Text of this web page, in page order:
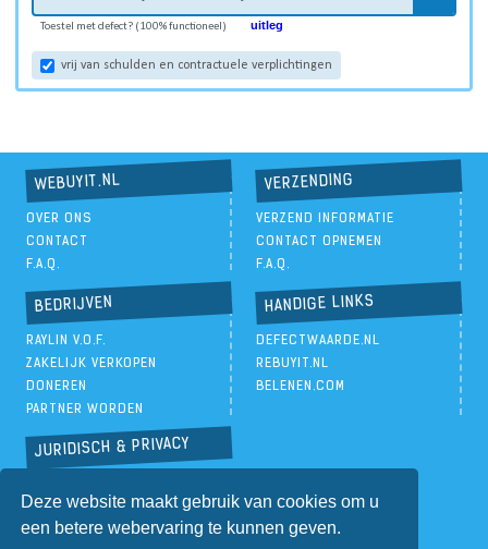
Deze website maakt gebruik van cookies om u
een betere webervaring te kunnen geven.
Toestel met defect? (100% functioneel) uitleg
vrij van schulden en contractuele verplichtingen
WEBUYIT.NL
OVER ONS
CONTACT
F.A.Q.
VERZENDING
VERZEND INFORMATIE
CONTACT OPNEMEN
F.A.Q.
BEDRIJVEN
RAYLIN V.O.F.
ZAKELIJK VERKOPEN
DONEREN
PARTNER WORDEN
HANDIGE LINKS
DEFECTWAARDE.NL
REBUYIT.NL
BELENEN.COM
JURIDISCH & PRIVACY
ALGEMENE VOORWAARDEN